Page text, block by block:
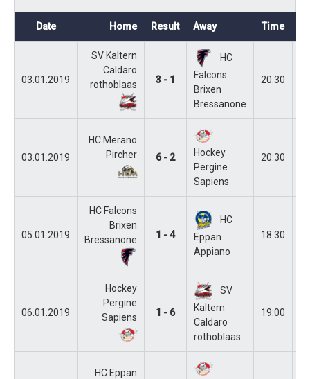
Date Home Result Away Time
03.01.2019
SV Kaltern
Caldaro
rothoblaas
3 - 1
HC
Falcons
Brixen
Bressanone
20:30
03.01.2019
HC Merano
Pircher
6 - 2
Hockey
Pergine
Sapiens
20:30
05.01.2019
HC Falcons
Brixen
Bressanone
1 - 4
HC
Eppan
Appiano
18:30
06.01.2019
Hockey
Pergine
Sapiens
1 - 6
SV
Kaltern
Caldaro
rothoblaas
19:00
HC Eppan